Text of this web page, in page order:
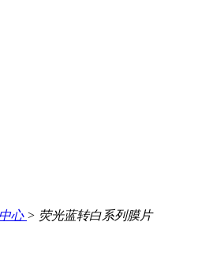
心 > 荧光蓝转白系列膜片